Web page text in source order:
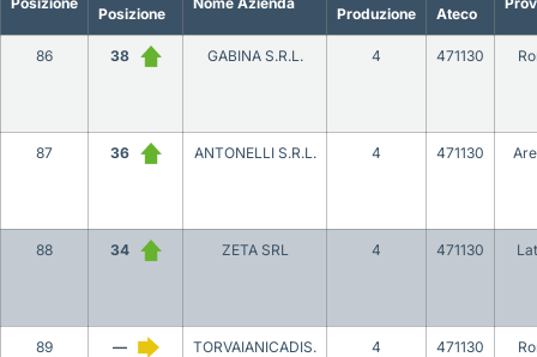
Posizione
Produzione
Ateco
86 38 GABINA S.R.L. 4 471130
87 36 ANTONELLI S.R.L. 4 471130
88 34 ZETA SRL 4 471130
89 —
TORVAIANICADIS.
4 471130